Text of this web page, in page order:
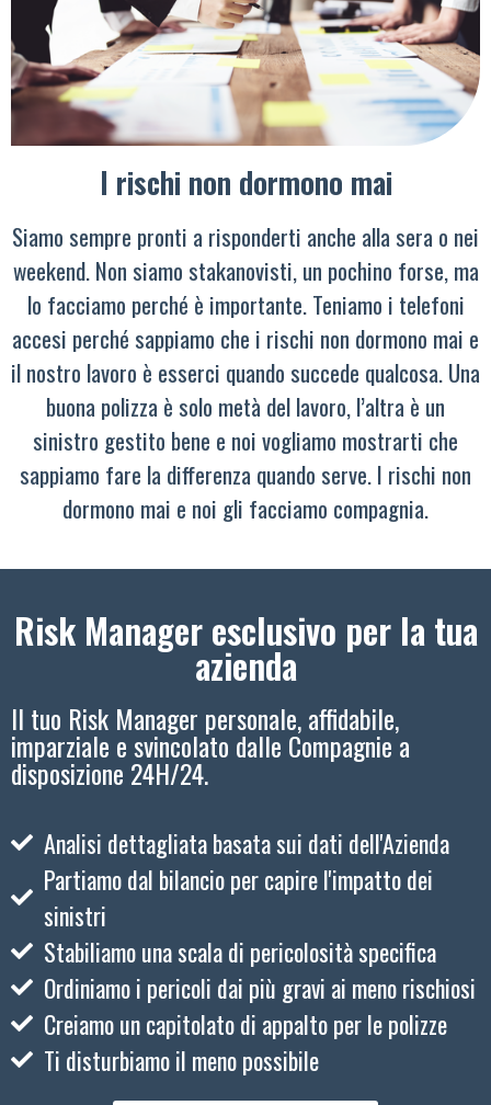
I rischi non dormono mai
Siamo sempre pronti a risponderti anche alla sera o nei
weekend. Non siamo stakanovisti, un pochino forse, ma
lo facciamo perché è importante. Teniamo i telefoni
accesi perché sappiamo che i rischi non dormono mai e
il nostro lavoro è esserci quando succede qualcosa. Una
buona polizza è solo metà del lavoro, l’altra è un
sinistro gestito bene e noi vogliamo mostrarti che
sappiamo fare la differenza quando serve. I rischi non
dormono mai e noi gli facciamo compagnia.
Risk Manager esclusivo per la tua
azienda
Il tuo Risk Manager personale, affidabile,
imparziale e svincolato dalle Compagnie a
disposizione 24H/24.
Analisi dettagliata basata sui dati dell'Azienda
Partiamo dal bilancio per capire l'impatto dei
sinistri
Stabiliamo una scala di pericolosità specifica
Ordiniamo i pericoli dai più gravi ai meno rischiosi
Creiamo un capitolato di appalto per le polizze
Ti disturbiamo il meno possibile